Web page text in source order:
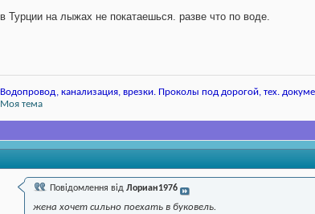
в Турции на лыжах не покатаешься. разве что по воде.
Водопровод, канализация, врезки. Проколы под дорогой, тех.
Моя тема
Повідомлення від Лориан1976
жена хочет сильно поехать в буковель.